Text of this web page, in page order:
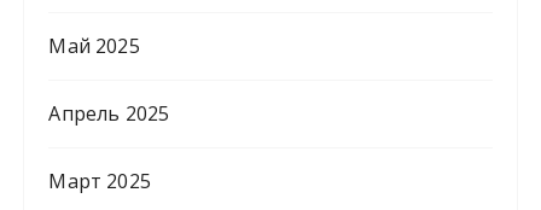
Май 2025
Апрель 2025
Март 2025